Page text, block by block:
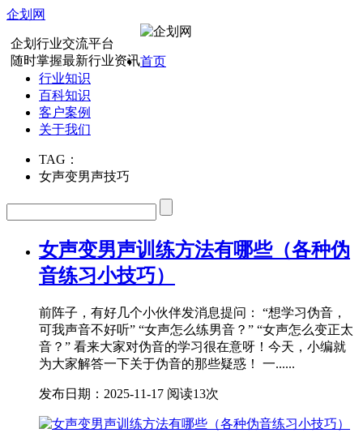
企划网
企划行业交流平台
随时掌握最新行业资讯首页
行业知识
百科知识
客户案例
关于我们
TAG：
女声变男声技巧
女声变男声训练方法有哪些（各种伪
音练习小技巧）
前阵子，有好几个小伙伴发消息提问： “想学习伪音，
可我声音不好听” “女声怎么练男音？” “女声怎么变正太
音？” 看来大家对伪音的学习很在意呀！今天，小编就
为大家解答一下关于伪音的那些疑惑！ 一......
发布日期：2025-11-17 阅读13次